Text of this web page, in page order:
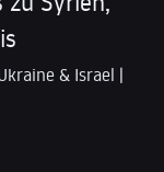
& Israel |